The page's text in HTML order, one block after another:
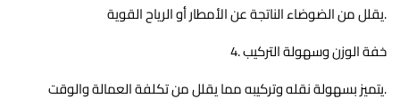
يقلل من الضوضاء الناتجة عن الأمطار أو الرياح القوية.
4. خفة الوزن وسهولة التركيب
يتميز بسهولة نقله وتركيبه مما يقلل من تكلفة العمالة والوقت.